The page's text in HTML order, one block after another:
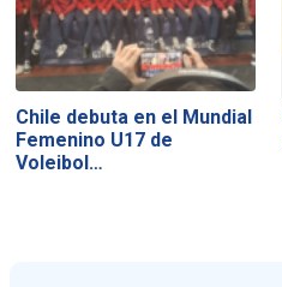
Chile debuta en el Mundial
Femenino U17 de
Voleibol…